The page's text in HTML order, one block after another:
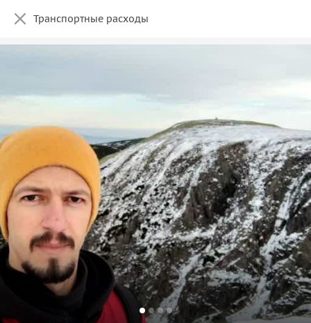
Транспортные расходы